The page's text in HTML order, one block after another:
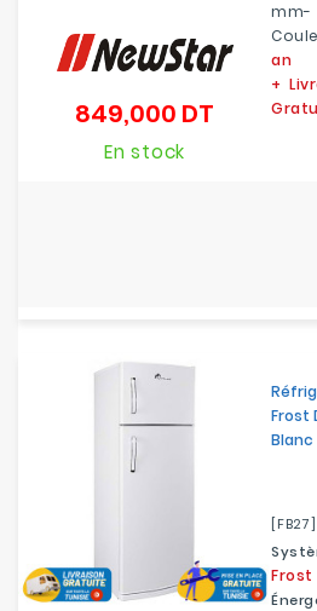
mm-
an
+
849,000 DT
En stock
Frost
Blanc
[FB27]